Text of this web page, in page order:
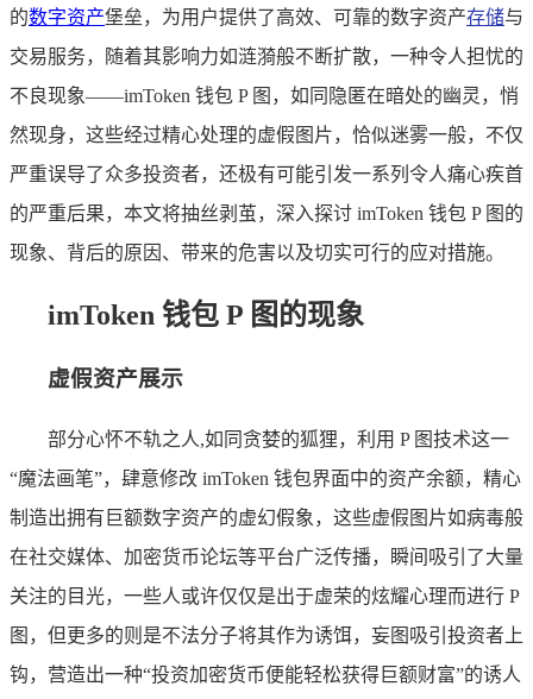
的数字资产堡垒，为用户提供了高效、可靠的数字资产存储与
交易服务，随着其影响力如涟漪般不断扩散，一种令人担忧的
不良现象——imToken 钱包 P 图，如同隐匿在暗处的幽灵，悄
然现身，这些经过精心处理的虚假图片，恰似迷雾一般，不仅
严重误导了众多投资者，还极有可能引发一系列令人痛心疾首
的严重后果，本文将抽丝剥茧，深入探讨 imToken 钱包 P 图的
现象、背后的原因、带来的危害以及切实可行的应对措施。
imToken 钱包 P 图的现象
虚假资产展示
部分心怀不轨之人,如同贪婪的狐狸，利用 P 图技术这一
“魔法画笔”，肆意修改 imToken 钱包界面中的资产余额，精心
制造出拥有巨额数字资产的虚幻假象，这些虚假图片如病毒般
在社交媒体、加密货币论坛等平台广泛传播，瞬间吸引了大量
关注的目光，一些人或许仅仅是出于虚荣的炫耀心理而进行 P
图，但更多的则是不法分子将其作为诱饵，妄图吸引投资者上
钩，营造出一种“投资加密货币便能轻松获得巨额财富”的诱人